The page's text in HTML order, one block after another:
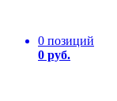
0 позиций
0 руб.